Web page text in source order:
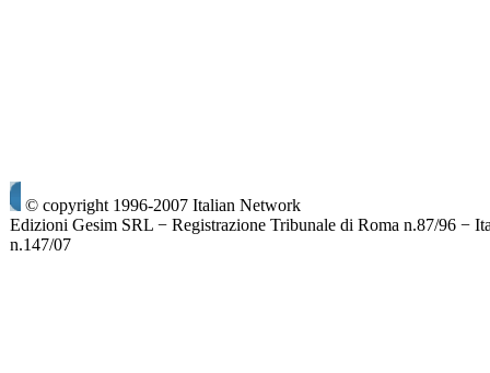
© copyright 1996-2007 Italian Network
Edizioni Gesim SRL − Registrazione Tribunale di Roma n.87/96 −
n.147/07